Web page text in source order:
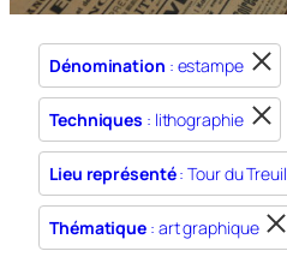
Dénomination : estampe
Techniques : lithographie
Lieu représenté: Tour du Treuil
Thématique : art graphique